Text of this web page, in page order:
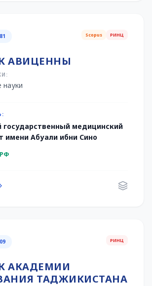
Scopus РИНЦ
АВИЦЕННЫ
науки
государственный медицинский
имени Абуали ибни Сино
РИНЦ
АКАДЕМИИ
ТАДЖИКИСТАНА